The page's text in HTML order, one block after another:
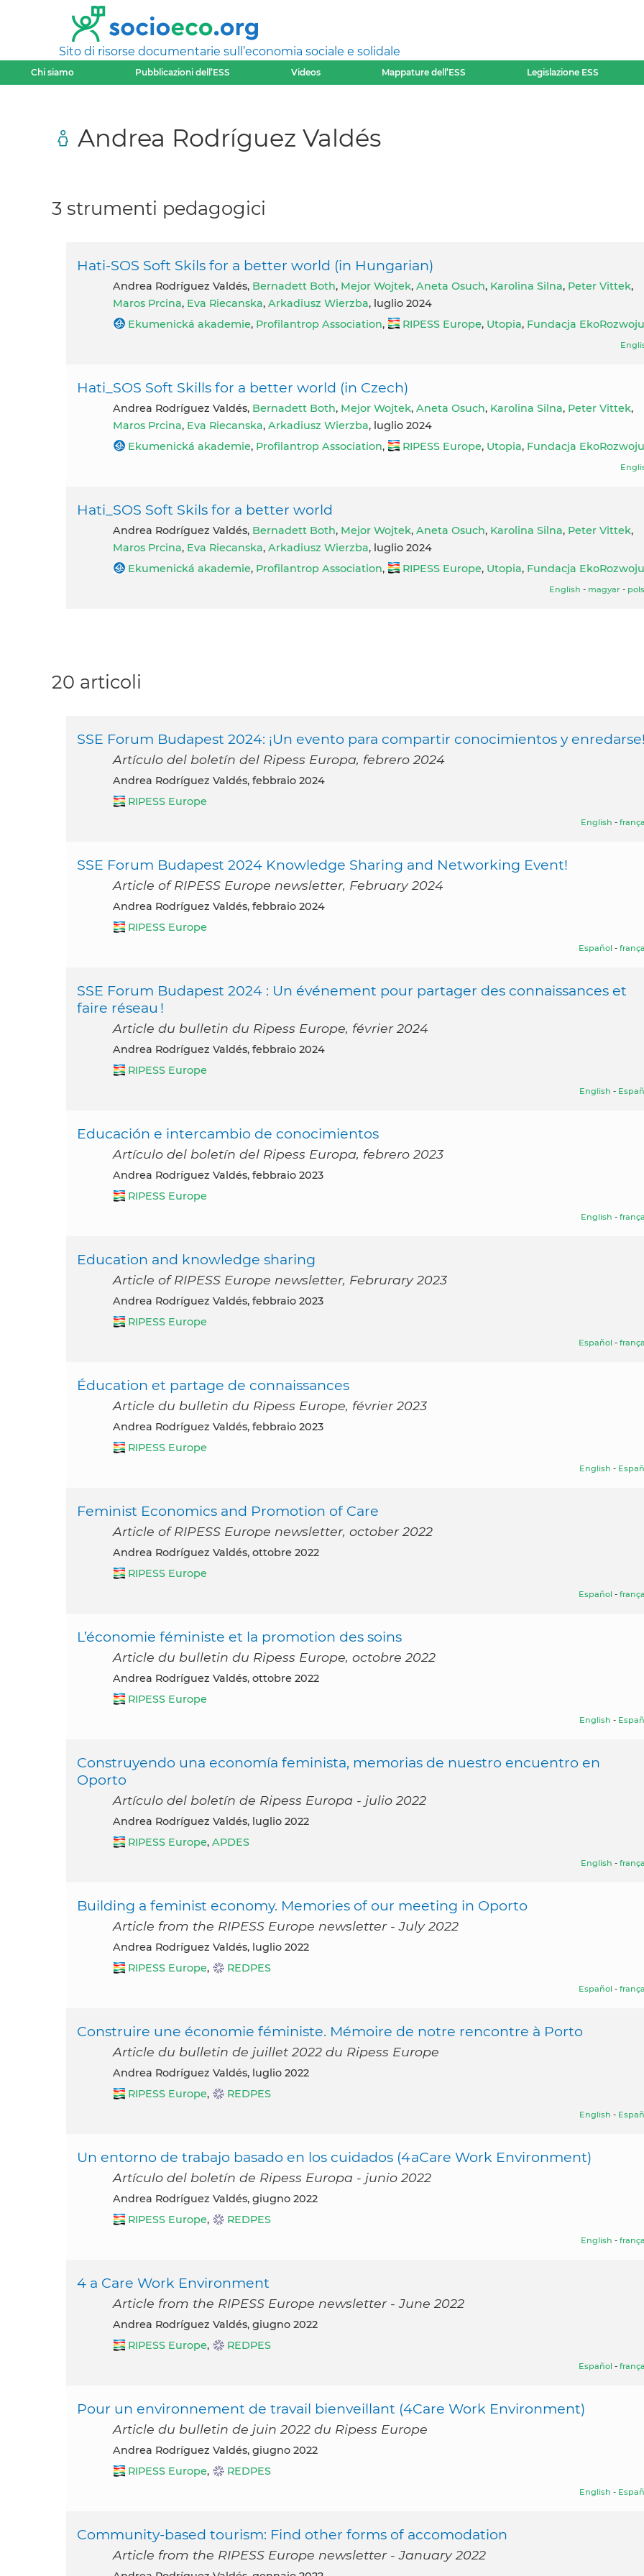
Sito di risorse documentarie sull’economia sociale e solidale
Chi siamo Pubblicazioni dell’ESS Videos Mappature dell’ESS Legislazione ESS
Andrea Rodríguez Valdés
3 strumenti pedagogici
Hati-SOS Soft Skils for a better world (in Hungarian)
Andrea Rodríguez Valdés, Bernadett Both, Mejor Wojtek, Aneta Osuch, Karolina Silna, Peter Vittek,
Maros Prcina, Eva Riecanska, Arkadiusz Wierzba, luglio 2024
Ekumenická akademie, Profilantrop Association, RIPESS Europe, Utopia, Fundacja EkoRozwoju
Hati_SOS Soft Skills for a better world (in Czech)
Andrea Rodríguez Valdés, Bernadett Both, Mejor Wojtek, Aneta Osuch, Karolina Silna, Peter Vittek,
Maros Prcina, Eva Riecanska, Arkadiusz Wierzba, luglio 2024
Ekumenická akademie, Profilantrop Association, RIPESS Europe, Utopia, Fundacja EkoRozwoju
Hati_SOS Soft Skils for a better world
Andrea Rodríguez Valdés, Bernadett Both, Mejor Wojtek, Aneta Osuch, Karolina Silna, Peter Vittek,
Maros Prcina, Eva Riecanska, Arkadiusz Wierzba, luglio 2024
Ekumenická akademie, Profilantrop Association, RIPESS Europe, Utopia, Fundacja EkoRozwoju
English - magyar -
20 articoli
SSE Forum Budapest 2024: ¡Un evento para compartir conocimientos y enredarse!
Artículo del boletín del Ripess Europa, febrero 2024
Andrea Rodríguez Valdés, febbraio 2024
RIPESS Europe
English -
SSE Forum Budapest 2024 Knowledge Sharing and Networking Event!
Article of RIPESS Europe newsletter, February 2024
Andrea Rodríguez Valdés, febbraio 2024
RIPESS Europe
Español -
SSE Forum Budapest 2024 : Un événement pour partager des connaissances et
faire réseau !
Article du bulletin du Ripess Europe, février 2024
Andrea Rodríguez Valdés, febbraio 2024
RIPESS Europe
English -
Educación e intercambio de conocimientos
Artículo del boletín del Ripess Europa, febrero 2023
Andrea Rodríguez Valdés, febbraio 2023
RIPESS Europe
English -
Education and knowledge sharing
Article of RIPESS Europe newsletter, Februrary 2023
Andrea Rodríguez Valdés, febbraio 2023
RIPESS Europe
Español -
Éducation et partage de connaissances
Article du bulletin du Ripess Europe, février 2023
Andrea Rodríguez Valdés, febbraio 2023
RIPESS Europe
English -
Feminist Economics and Promotion of Care
Article of RIPESS Europe newsletter, october 2022
Andrea Rodríguez Valdés, ottobre 2022
RIPESS Europe
Español -
L’économie féministe et la promotion des soins
Article du bulletin du Ripess Europe, octobre 2022
Andrea Rodríguez Valdés, ottobre 2022
RIPESS Europe
English -
Construyendo una economía feminista, memorias de nuestro encuentro en
Oporto
Artículo del boletín de Ripess Europa - julio 2022
Andrea Rodríguez Valdés, luglio 2022
RIPESS Europe, APDES
English -
Building a feminist economy. Memories of our meeting in Oporto
Article from the RIPESS Europe newsletter - July 2022
Andrea Rodríguez Valdés, luglio 2022
RIPESS Europe, REDPES
Español -
Construire une économie féministe. Mémoire de notre rencontre à Porto
Article du bulletin de juillet 2022 du Ripess Europe
Andrea Rodríguez Valdés, luglio 2022
RIPESS Europe, REDPES
English -
Un entorno de trabajo basado en los cuidados (4aCare Work Environment)
Artículo del boletín de Ripess Europa - junio 2022
Andrea Rodríguez Valdés, giugno 2022
RIPESS Europe, REDPES
English -
4 a Care Work Environment
Article from the RIPESS Europe newsletter - June 2022
Andrea Rodríguez Valdés, giugno 2022
RIPESS Europe, REDPES
Español -
Pour un environnement de travail bienveillant (4Care Work Environment)
Article du bulletin de juin 2022 du Ripess Europe
Andrea Rodríguez Valdés, giugno 2022
RIPESS Europe, REDPES
English -
Community-based tourism: Find other forms of accomodation
Article from the RIPESS Europe newsletter - January 2022